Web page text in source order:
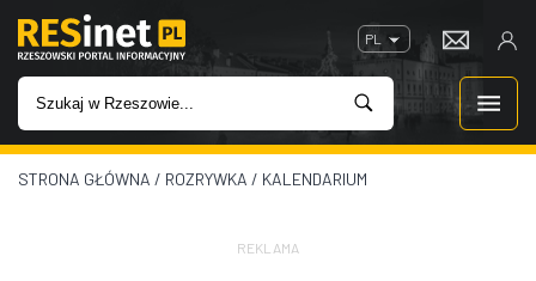
PL
WIADOMOŚCI
STRONA GŁÓWNA / ROZRYWKA / KALENDARIUM
REKLAMA